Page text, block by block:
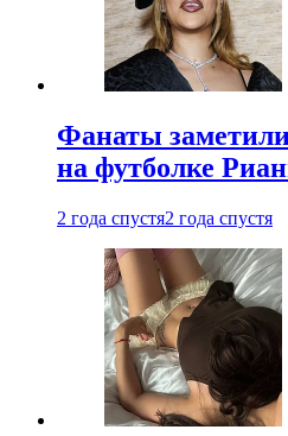
Фанаты
на футболке
2 года спустя2 года спустя